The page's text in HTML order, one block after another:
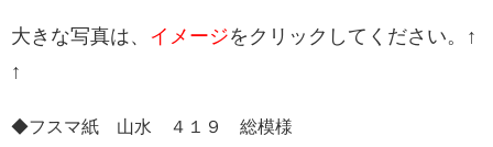
大きな写真は、 イメージをクリックしてください。↑
↑
◆フスマ紙 山水 ４１９ 総模様